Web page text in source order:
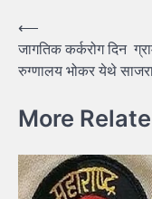
Post
navigation
⟵
जागतिक कर्करोग दिन
रुग्णालय भोकर येथे
More